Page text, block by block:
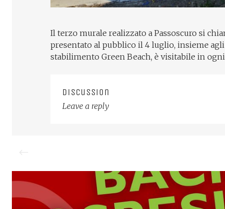
Il terzo murale realizzato a Passoscuro si
presentato al pubblico il 4 luglio, insieme
stabilimento Green Beach, è visitabile in
Discussion
Leave a reply